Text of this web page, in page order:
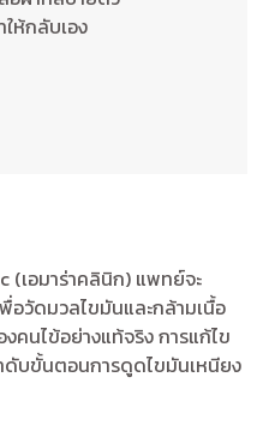
ห้กลับเอง
(เอมาร่าคลินิก) แพทย์จะ
อวัดมวลไขมันและกล้ามเนื้อ
คนไข้อย่างแท้จริง การแก้ไข
บขั้นตอนการดูดไขมันเหนียง